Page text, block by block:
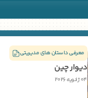
معرفی داستان های مدیریتی
دیوار چین
04 ژانویه 2026